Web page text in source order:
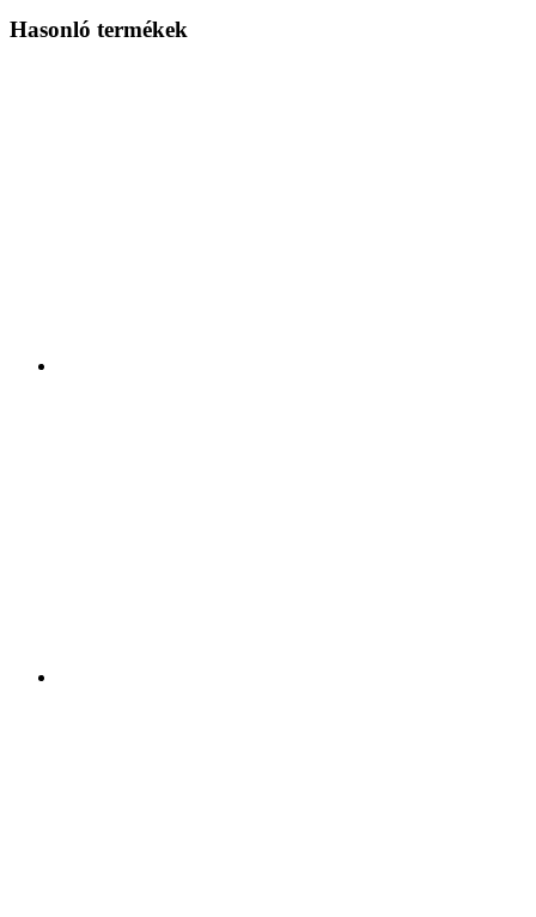
Hasonló termékek